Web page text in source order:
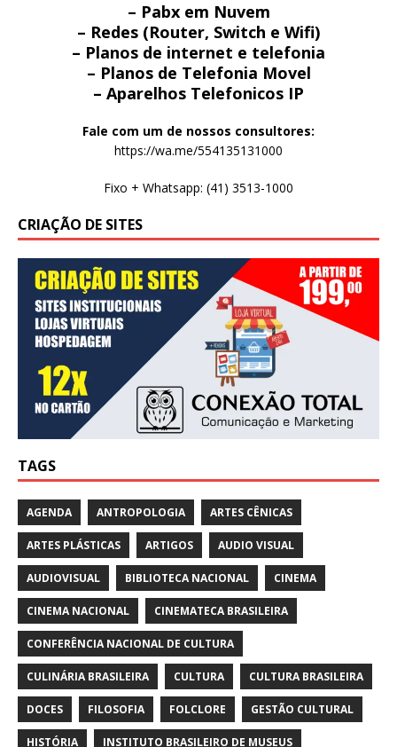
– Pabx em Nuvem
– Redes (Router, Switch e Wifi)
– Planos de internet e telefonia
– Planos de Telefonia Movel
– Aparelhos Telefonicos IP
Fale com um de nossos consultores:
https://wa.me/554135131000
Fixo + Whatsapp: (41) 3513-1000
CRIAÇÃO DE SITES
TAGS
AGENDA ANTROPOLOGIA ARTES CÊNICAS
ARTES PLÁSTICAS ARTIGOS AUDIO VISUAL
AUDIOVISUAL BIBLIOTECA NACIONAL CINEMA
CINEMA NACIONAL CINEMATECA BRASILEIRA
CONFERÊNCIA NACIONAL DE CULTURA
CULINÁRIA BRASILEIRA CULTURA CULTURA BRASILEIRA
DOCES FILOSOFIA FOLCLORE GESTÃO CULTURAL
HISTÓRIA INSTITUTO BRASILEIRO DE MUSEUS